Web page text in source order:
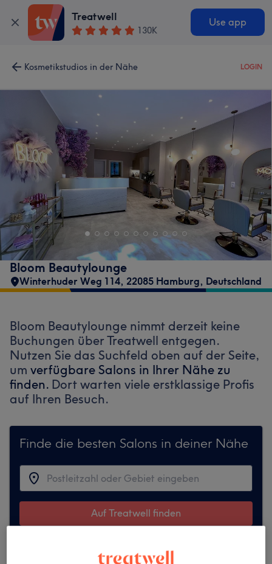
Treatwell
130K
Use app
Kosmetikstudios in der Nähe LOGIN
Bloom Beautylounge
Winterhuder Weg 114, 22085 Hamburg, Deutschland
Bloom Beautylounge nimmt derzeit keine
Buchungen über Treatwell entgegen.
Nutzen Sie das Suchfeld oben auf der Seite,
um verfügbare Salons in Ihrer Nähe zu
finden. Dort warten viele erstklassige Profis
auf Ihren Besuch.
Finde die besten Salons in deiner Nähe
Auf Treatwell finden